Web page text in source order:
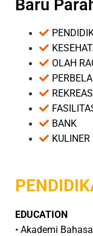
Baru
OLAH
BANK
KULINER
EDUCATION
• Akademi